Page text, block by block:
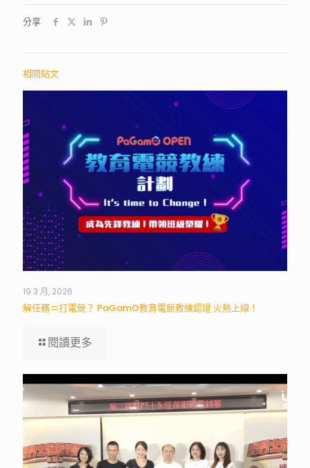
分享
相關貼文
19 3 月, 2026
解任務＝打電競？ PaGamO教育電競教練認證 火熱上線！
閱讀更多